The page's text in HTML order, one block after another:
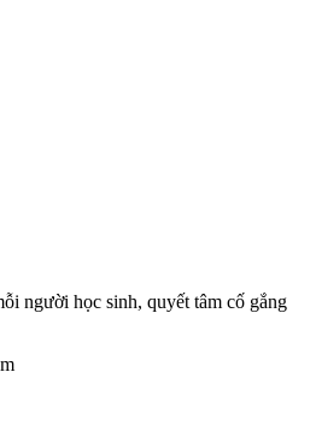
người học sinh, quyết tâm cố gắng